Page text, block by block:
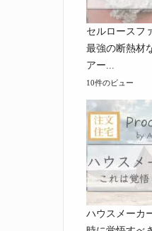
セルロースフ
最強の断熱材
アー...
10件のビュー
ハウスメーカ